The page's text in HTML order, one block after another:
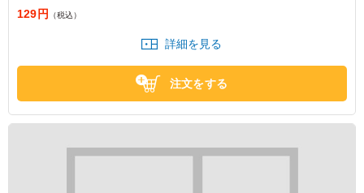
129円 （税込）
詳細を見る
注文をする